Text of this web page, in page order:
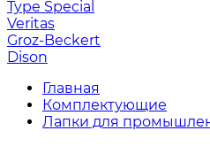
Type Special
Veritas
Groz-Beckert
Dison
Главная
Комплектующие
Лапки для